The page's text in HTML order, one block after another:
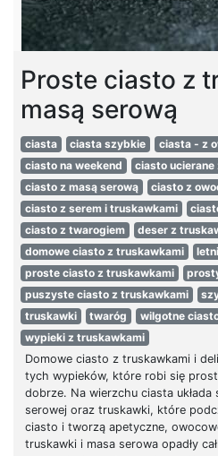
Proste ciasto z
masą serową
ciasta ciasta szybkie ciasta - z
ciasto na weekend
ciasto
ciasto z masą serową
ciasto z
ciasto z serem i truskawkami
ciasto z twarogiem
deser z
domowe ciasto z truskawkami
proste ciasto z truskawkami
puszyste ciasto z truskawkami
truskawki
twaróg
wilgotne
wypieki z truskawkami
Domowe ciasto z truskawkami i
tych wypieków, które robi się
dobrze. Na wierzchu ciasta układa
serowej oraz truskawki, które
ciasto i tworzą apetyczne,
truskawki i masa serowa opadły